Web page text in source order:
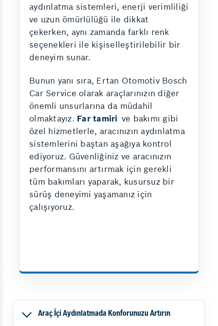
aydınlatma sistemleri, enerji verimliliği
ve uzun ömürlülüğü ile dikkat
çekerken, aynı zamanda farklı renk
seçenekleri ile kişiselleştirilebilir bir
deneyim sunar.
Bunun yanı sıra, Ertan Otomotiv Bosch
Car Service olarak araçlarınızın diğer
önemli unsurlarına da müdahil
olmaktayız. Far tamiri ve bakımı gibi
özel hizmetlerle, aracınızın aydınlatma
sistemlerini baştan aşağıya kontrol
ediyoruz. Güvenliğiniz ve aracınızın
performansını artırmak için gerekli
tüm bakımları yaparak, kusursuz bir
sürüş deneyimi yaşamanız için
çalışıyoruz.
Araç İçi Aydınlatmada Konforunuzu Artırın